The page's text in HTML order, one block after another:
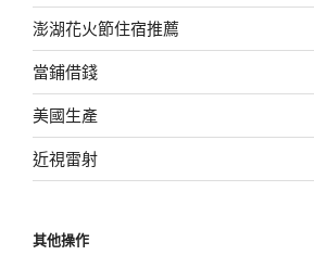
澎湖花火節住宿推薦
當鋪借錢
美國生產
近視雷射
其他操作